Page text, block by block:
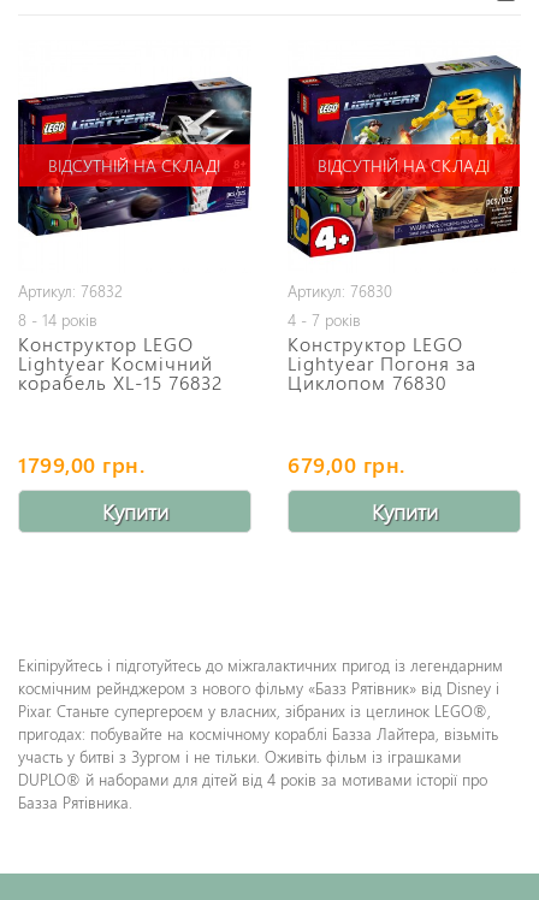
ВІДСУТНІЙ НА СКЛАДІ
Артикул: 76832
8 - 14 років
Конструктор LEGO
Lightyear Космічний
корабель XL-15 76832
1799,00 грн.
Купити
ВІДСУТНІЙ НА СКЛАДІ
Артикул: 76830
4 - 7 років
Конструктор LEGO
Lightyear Погоня за
Циклопом 76830
679,00 грн.
Купити
Екіпіруйтесь і підготуйтесь до міжгалактичних пригод із легендарним
космічним рейнджером з нового фільму «Базз Рятівник» від Disney і
Pixar. Станьте супергероєм у власних, зібраних із цеглинок LEGO®,
пригодах: побувайте на космічному кораблі Базза Лайтера, візьміть
участь у битві з Зургом і не тільки. Оживіть фільм із іграшками
DUPLO® й наборами для дітей від 4 років за мотивами історії про
Базза Рятівника.